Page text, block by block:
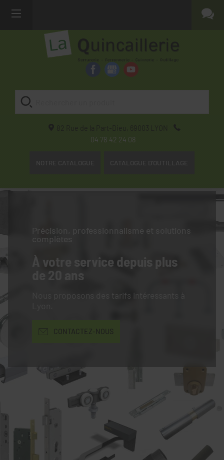
82 Rue de la Part-Dieu, 69003
LYON
04 78 42 24 08
NOTRE CATALOGUE CATALOGUE D'OUTILLAGE
Précision, professionnalisme et solutions
complètes
À votre service depuis plus
de 20 ans
Nous proposons des tarifs intéressants à
CONTACTEZ-NOUS